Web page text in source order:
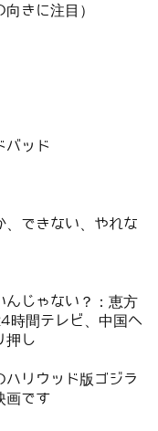
きに注目）
バッド
、できない、やれな
んじゃない？：恵方
時間テレビ、中国へ
押し
リウッド版ゴジラ
画です